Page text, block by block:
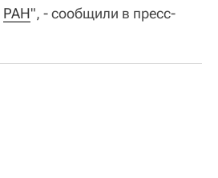
РАН", - сообщили в пресс-